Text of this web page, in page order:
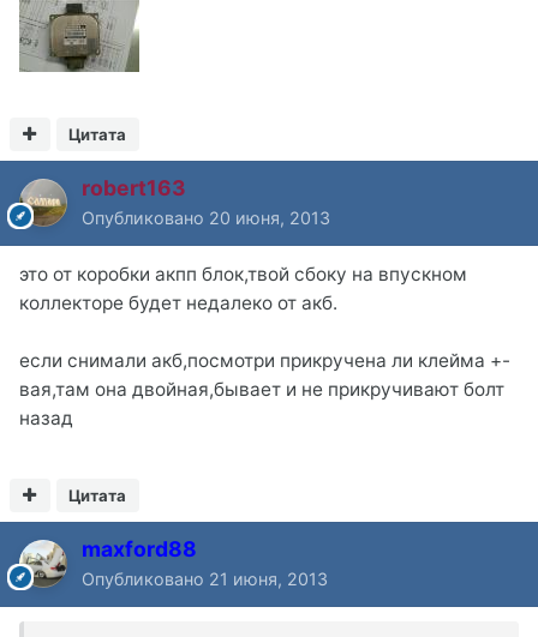
Цитата
robert163
Опубликовано 20 июня, 2013
это от коробки акпп блок,твой сбоку на впускном
коллекторе будет недалеко от акб.
если снимали акб,посмотри прикручена ли клейма +-
вая,там она двойная,бывает и не прикручивают болт
назад
Цитата
maxford88
Опубликовано 21 июня, 2013